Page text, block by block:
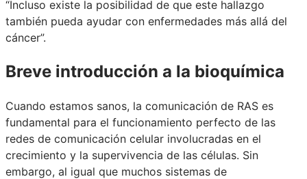
“Incluso existe la posibilidad de que este hallazgo
también pueda ayudar con enfermedades más allá del
cáncer”.
Breve introducción a la bioquímica
Cuando estamos sanos, la comunicación de RAS es
fundamental para el funcionamiento perfecto de las
redes de comunicación celular involucradas en el
crecimiento y la supervivencia de las células. Sin
embargo, al igual que muchos sistemas de